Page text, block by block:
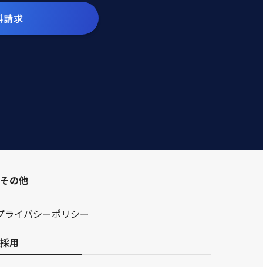
請求
その他
ライバシーポリシー
採用